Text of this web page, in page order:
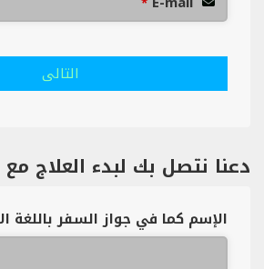
التالى
دعنا نتصل بك لبدء العلاج مع
الإسم كما في جواز السفر باللغة